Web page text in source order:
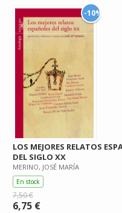
-10%
LOS MEJORES RELATOS
DEL SIGLO XX
MERINO, JOSÉ MARÍA
En stock
7,50 €
6,75 €